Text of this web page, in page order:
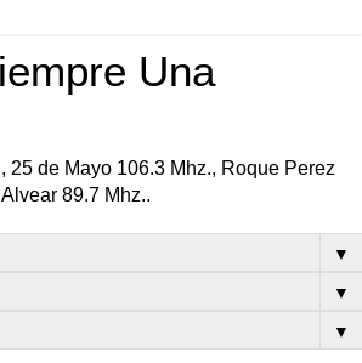
Una
25 de Mayo 106.3 Mhz., Roque Perez
89.7 Mhz..
▼
▼
▼